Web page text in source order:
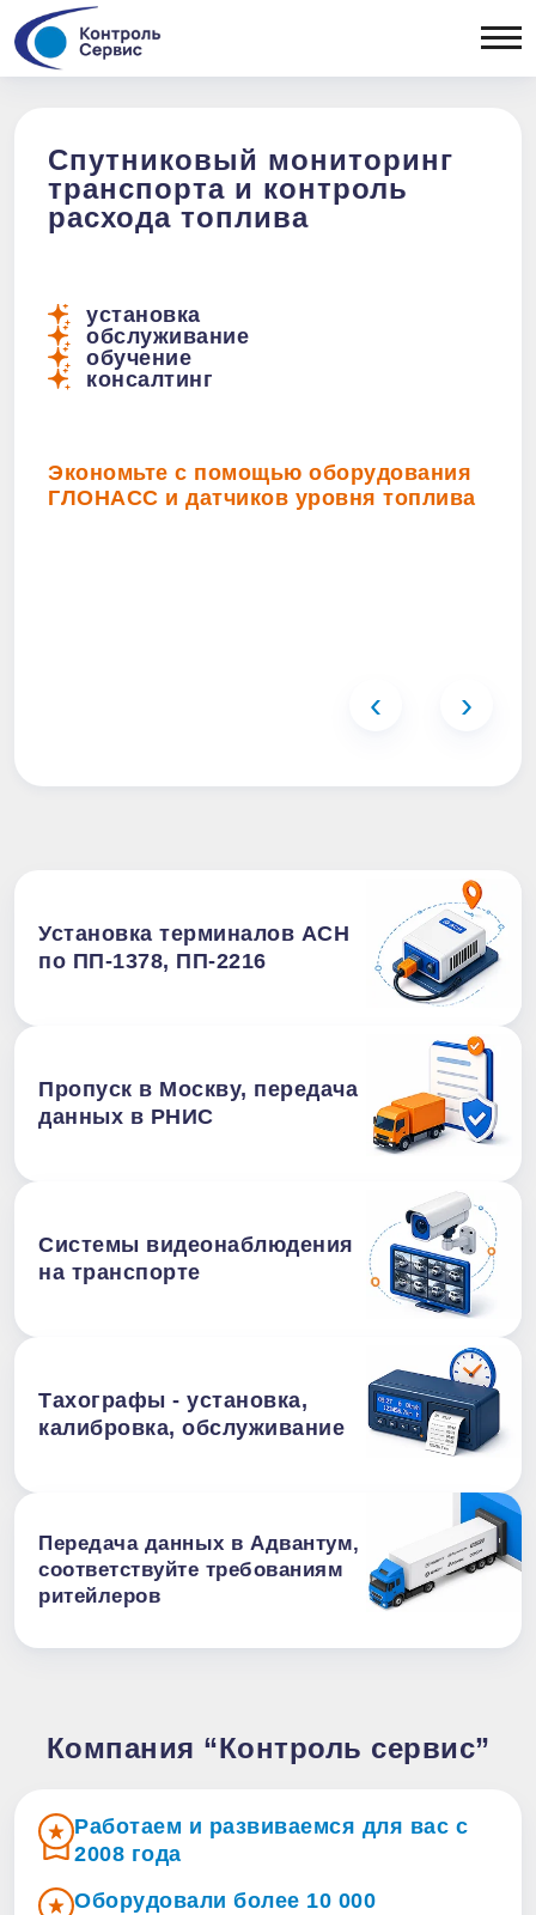
ОТРАСЛЕВЫЕ РЕШЕНИЯ
Сельхозтехника
коммерческий
транспорт
Рефрижераторы
Тепловозы
Вывоз ТБО
контроллеры
Датчики уровня
топлива
Спутниковый мониторинг
транспорта и контроль
расхода топлива
установка
обслуживание
обучение
консалтинг
Экономьте с помощью оборудования
ГЛОНАСС и датчиков уровня топлива
‹ ›
Установка терминалов АСН
по ПП-1378, ПП-2216
Пропуск в Москву, передача
данных в РНИС
Системы видеонаблюдения
на транспорте
Тахографы - установка,
калибровка, обслуживание
Передача данных в Адвантум,
соответствуйте требованиям
ритейлеров
Компания “Контроль сервис”
Работаем и развиваемся для вас с
2008 года
Оборудовали более 10 000